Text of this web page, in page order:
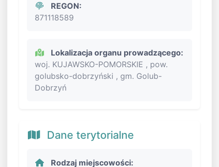
REGON:
871118589
Lokalizacja organu prowadzącego:
woj. KUJAWSKO-POMORSKIE , pow.
golubsko-dobrzyński , gm. Golub-
Dobrzyń
Dane terytorialne
Rodzaj miejscowości: